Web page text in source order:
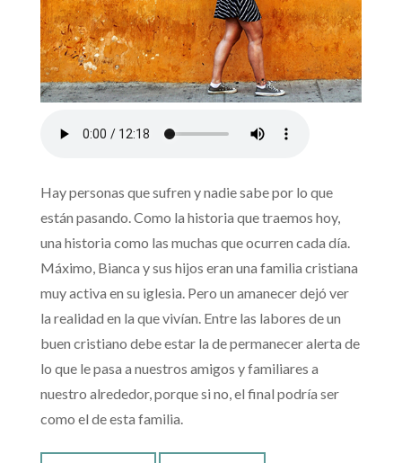
Hay personas que sufren y nadie sabe por lo que
están pasando. Como la historia que traemos hoy,
una historia como las muchas que ocurren cada día.
Máximo, Bianca y sus hijos eran una familia cristiana
muy activa en su iglesia. Pero un amanecer dejó ver
la realidad en la que vivían. Entre las labores de un
buen cristiano debe estar la de permanecer alerta de
lo que le pasa a nuestros amigos y familiares a
nuestro alrededor, porque si no, el final podría ser
como el de esta familia.